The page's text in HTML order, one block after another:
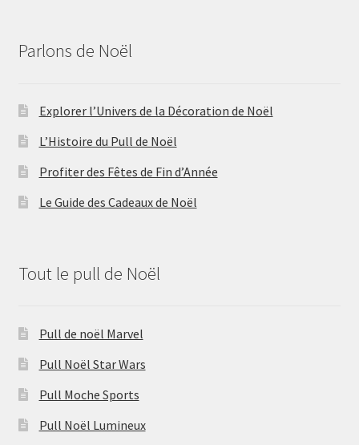
Parlons de Noël
Explorer l’Univers de la Décoration de Noël
L’Histoire du Pull de Noël
Profiter des Fêtes de Fin d’Année
Le Guide des Cadeaux de Noël
Tout le pull de Noël
Pull de noël Marvel
Pull Noël Star Wars
Pull Moche Sports
Pull Noël Lumineux